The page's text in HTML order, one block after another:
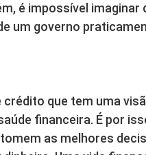
é impossível
um governo
que tem uma
financeira. É por
as melhores